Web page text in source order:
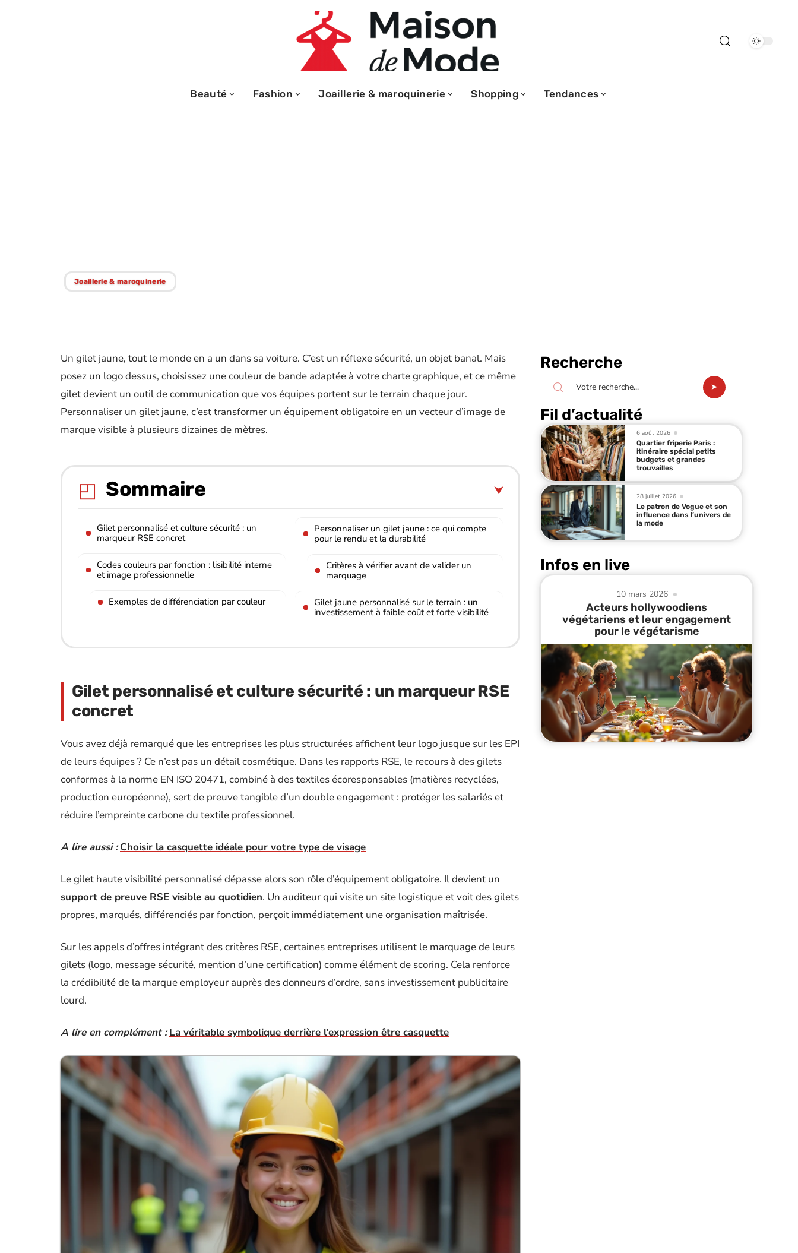
Beauté Fashion Joaillerie & maroquinerie Shopping Tendances
Joaillerie & maroquinerie
Un gilet jaune, tout le monde en a un dans sa voiture. C’est un réflexe sécurité, un objet banal. Mais
posez un logo dessus, choisissez une couleur de bande adaptée à votre charte graphique, et ce même
gilet devient un outil de communication que vos équipes portent sur le terrain chaque jour.
Personnaliser un gilet jaune, c’est transformer un équipement obligatoire en un vecteur d’image de
marque visible à plusieurs dizaines de mètres.
Sommaire
Gilet personnalisé et culture sécurité : un
marqueur RSE concret
Codes couleurs par fonction : lisibilité interne
et image professionnelle
Exemples de différenciation par couleur
Personnaliser un gilet jaune : ce qui compte
pour le rendu et la durabilité
Critères à vérifier avant de valider un
marquage
Gilet jaune personnalisé sur le terrain : un
investissement à faible coût et forte visibilité
Gilet personnalisé et culture sécurité : un marqueur RSE
concret
Vous avez déjà remarqué que les entreprises les plus structurées affichent leur logo jusque sur les EPI
de leurs équipes ? Ce n’est pas un détail cosmétique. Dans les rapports RSE, le recours à des gilets
conformes à la norme EN ISO 20471, combiné à des textiles écoresponsables (matières recyclées,
production européenne), sert de preuve tangible d’un double engagement : protéger les salariés et
réduire l’empreinte carbone du textile professionnel.
A lire aussi : Choisir la casquette idéale pour votre type de visage
Le gilet haute visibilité personnalisé dépasse alors son rôle d’équipement obligatoire. Il devient un
support de preuve RSE visible au quotidien. Un auditeur qui visite un site logistique et voit des gilets
propres, marqués, différenciés par fonction, perçoit immédiatement une organisation maîtrisée.
Sur les appels d’offres intégrant des critères RSE, certaines entreprises utilisent le marquage de leurs
gilets (logo, message sécurité, mention d’une certification) comme élément de scoring. Cela renforce
la crédibilité de la marque employeur auprès des donneurs d’ordre, sans investissement publicitaire
lourd.
A lire en complément : La véritable symbolique derrière l'expression être casquette
Recherche
Fil d’actualité
6 août 2026
Quartier friperie Paris :
itinéraire spécial petits
budgets et grandes
trouvailles
28 juillet 2026
Le patron de Vogue et son
influence dans l’univers de
la mode
Infos en live
10 mars 2026
Acteurs hollywoodiens
végétariens et leur engagement
pour le végétarisme